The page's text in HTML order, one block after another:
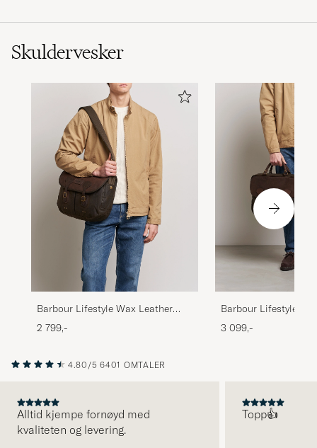
Skuldervesker
Barbour Lifestyle Wax Leather
Tarras Olive
2 799,-
Barbour
Briefcase Olive
3 099,-
4.80/5 6401 OMTALER
Alltid kjempe fornøyd med
kvaliteten og levering.
Topp👍